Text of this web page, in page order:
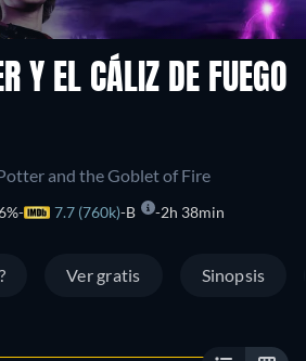
Y EL CÁLIZ DE FUEGO
and the Goblet of Fire
7.7 (760k) B 2h 38min
Ver gratis Sinopsis